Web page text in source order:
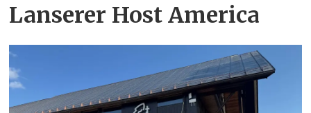
Lanserer Host America